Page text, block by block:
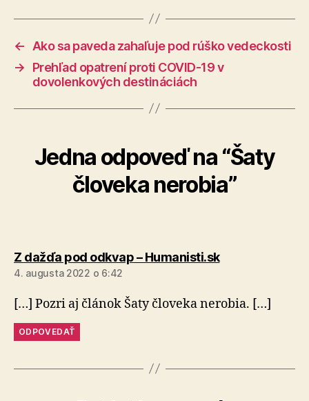
←
Ako sa paveda zahaľuje pod rúško vedeckosti
→
Prehľad opatrení proti COVID-19 v
dovolenkových destináciách
Jedna odpoveď na “Šaty
človeka nerobia”
Z dažďa pod odkvap – Humanisti.skhovorí:
4. augusta 2022 o 6:42
[…] Pozri aj článok Šaty človeka nerobia. […]
ODPOVEDAŤ